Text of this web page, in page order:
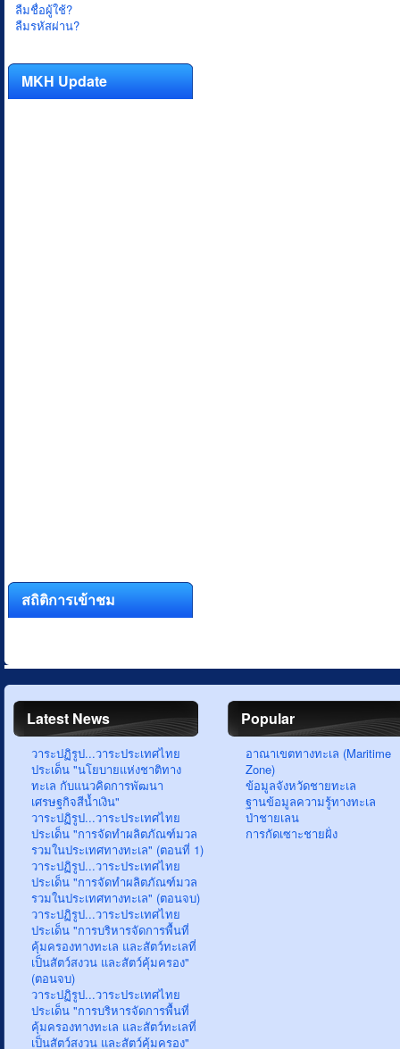
ลืมชื่อผู้ใช้?
ลืมรหัสผ่าน?
MKH Update
สถิติการเข้าชม
Latest News
วาระปฏิรูป...วาระประเทศไทย
ประเด็น "นโยบายแห่งชาติทาง
ทะเล กับแนวคิดการพัฒนา
เศรษฐกิจสีน้ำเงิน"
วาระปฏิรูป...วาระประเทศไทย
ประเด็น "การจัดทำผลิตภัณฑ์มวล
รวมในประเทศทางทะเล" (ตอนที่ 1)
วาระปฏิรูป...วาระประเทศไทย
ประเด็น "การจัดทำผลิตภัณฑ์มวล
รวมในประเทศทางทะเล" (ตอนจบ)
วาระปฏิรูป...วาระประเทศไทย
ประเด็น "การบริหารจัดการพื้นที่
คุ้มครองทางทะเล และสัตว์ทะเลที่
เป็นสัตว์สงวน และสัตว์คุ้มครอง"
(ตอนจบ)
วาระปฏิรูป...วาระประเทศไทย
ประเด็น "การบริหารจัดการพื้นที่
คุ้มครองทางทะเล และสัตว์ทะเลที่
เป็นสัตว์สงวน และสัตว์คุ้มครอง"
Popular
อาณาเขตทางทะเล (Maritime
Zone)
ข้อมูลจังหวัดชายทะเล
ฐานข้อมูลความรู้ทางทะเล
ป่าชายเลน
การกัดเซาะชายฝั่ง